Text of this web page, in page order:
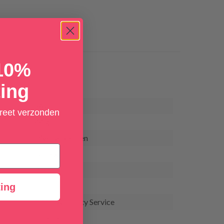
Diverse kleuren
Pasante
Good Warranty Service
verzonden